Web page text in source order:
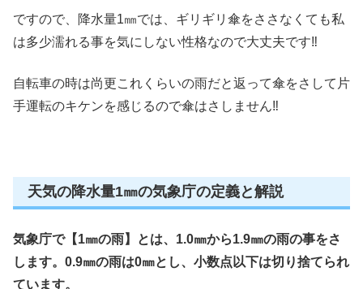
ですので、降水量1㎜では、ギリギリ傘をささなくても私
は多少濡れる事を気にしない性格なので大丈夫です‼︎
自転車の時は尚更これくらいの雨だと返って傘をさして片
手運転のキケンを感じるので傘はさしません‼︎
天気の降水量1㎜の気象庁の定義と解説
気象庁で【1㎜の雨】とは、1.0㎜から1.9㎜の雨の事をさ
します。0.9㎜の雨は0㎜とし、小数点以下は切り捨てられ
ています。